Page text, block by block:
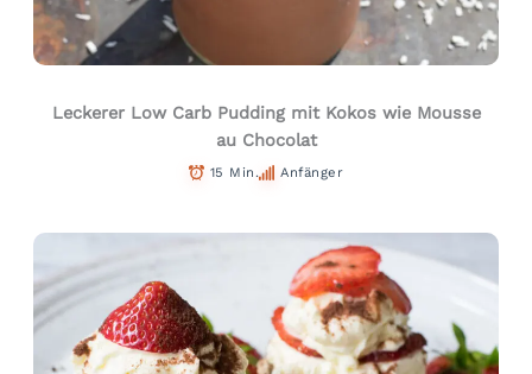
Leckerer Low Carb Pudding mit Kokos wie Mousse
au Chocolat
15 Min. Anfänger